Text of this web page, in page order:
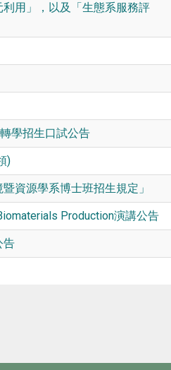
用」，以及「生態系服務評
學招生口試公告
)
資源學系博士班招生規定」
Production演講公告
告